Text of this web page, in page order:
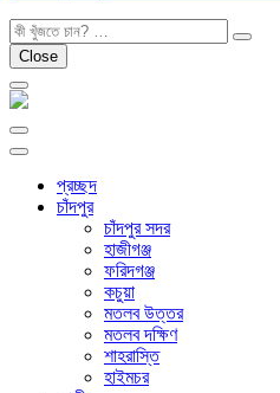
খুজুন
Close
প্রচ্ছদ
চাঁদপুর
চাঁদপুর সদর
হাজীগঞ্জ
ফরিদগঞ্জ
কচুয়া
মতলব উত্তর
মতলব দক্ষিণ
শাহরাস্তি
হাইমচর